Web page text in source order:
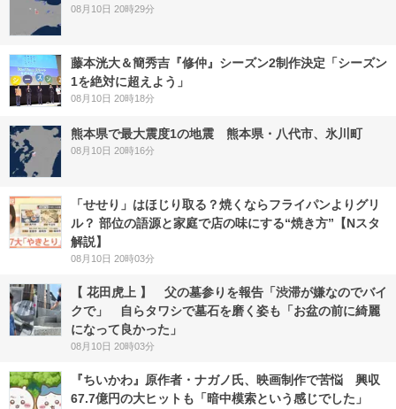
08月10日 20時29分
藤本洸大＆簡秀吉『修仲』シーズン2制作決定「シーズン
1を絶対に超えよう」
08月10日 20時18分
熊本県で最大震度1の地震 熊本県・八代市、氷川町
08月10日 20時16分
「せせり」はほじり取る？焼くならフライパンよりグリ
ル？ 部位の語源と家庭で店の味にする“焼き方”【Nスタ
解説】
08月10日 20時03分
【 花田虎上 】 父の墓参りを報告「渋滞が嫌なのでバイ
クで」 自らタワシで墓石を磨く姿も「お盆の前に綺麗
になって良かった」
08月10日 20時03分
『ちいかわ』原作者・ナガノ氏、映画制作で苦悩 興収
67.7億円の大ヒットも「暗中模索という感じでした」